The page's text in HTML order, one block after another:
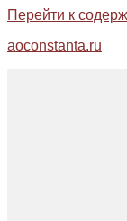
Перейти к
aoconstanta.ru